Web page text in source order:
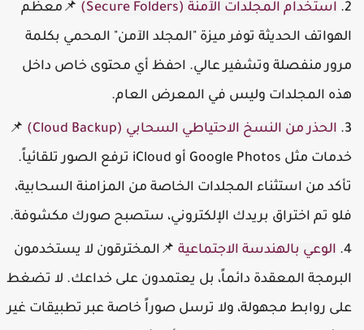
استخدام المجلدات الآمنة (Secure Folders)
📌معظم
الحديثة توفر ميزة "المجلد الآمن" المحمي بكلمة
منفصلة وتشفير عالي. احفظ أي محتوى خاص داخل
المجلدات وليس في المعرض العام.
الحذر من النسخ الاحتياطي السحابي (Cloud Backup)
📌
خدمات مثل Google Photos أو iCloud ترفع الصور تلقائياً.
من استثناء المجلدات الخاصة من المزامنة السحابية،
تم اختراق بريدك الإلكتروني، ستصبح صورك مكشوفة.
الوعي بالهندسة الاجتماعية📌المخترقون لا يستخدمون
المعقدة دائماً، بل يعتمدون على خداعك. لا تضغط
روابط مجهولة، ولا ترسل صوراً خاصة عبر تطبيقات غير